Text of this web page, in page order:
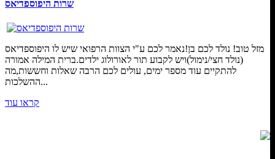
שרות היפוספדיאס
מזל טוב! נולד לכם בן!נאמר לכם ע"י הצוות הרפואי שיש לו היפוספדיאס
(נולד חצי/נימול)ויש לקבוע תור לאורולוג ילדים.ברית המילה אמורה
להתקיים עוד מספר ימים, עולים לכם הרבה שאלות וחששות,מה
ההשלכות...
קראו עוד